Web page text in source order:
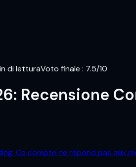
di letturaVoto finale : 7.5/10
Recensione
Ce compte ne répond pas aux